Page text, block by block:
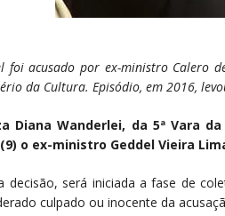
foi acusado por ex-ministro Calero
da Cultura. Episódio, em 2016,
Diana Wanderlei, da 5ª Vara
o ex-ministro Geddel Vieira
decisão, será iniciada a fase de
culpado ou inocente da